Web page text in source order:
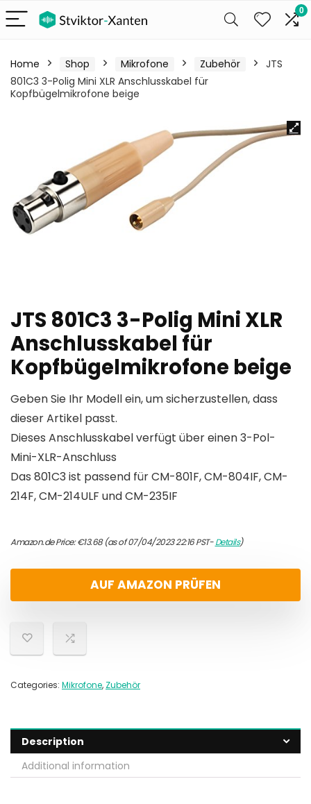
0
Home Shop Mikrofone Zubehör
JTS
801C3 3-Polig Mini XLR Anschlusskabel für
Kopfbügelmikrofone beige
JTS 801C3 3-Polig Mini XLR
Anschlusskabel für
Kopfbügelmikrofone beige
Geben Sie Ihr Modell ein, um sicherzustellen, dass
dieser Artikel passt.
Dieses Anschlusskabel verfügt über einen 3-Pol-
Mini-XLR-Anschluss
Das 801C3 ist passend für CM-801F, CM-804IF, CM-
214F, CM-214ULF und CM-235IF
Amazon.de Price:€13.68(as of 07/04/2023 22:16 PST-Details)
AUF AMAZON PRÜFEN
Categories: Mikrofone, Zubehör
Description
Additional information